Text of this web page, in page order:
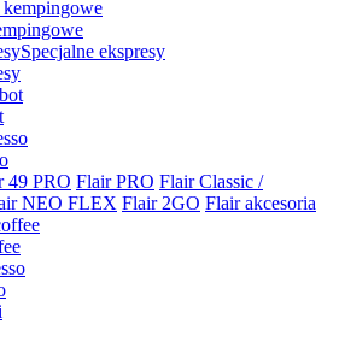
Specjalne ekspresy
49 PRO Flair PRO Flair Classic /
NEO FLEX Flair 2GO Flair akcesoria